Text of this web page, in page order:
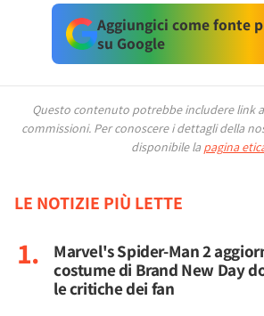
Aggiungici come fonte
su Google
Questo contenuto potrebbe includere link
commissioni. Per conoscere i dettagli della
disponibile la pagina
LE NOTIZIE PIÙ LETTE
Marvel's Spider-Man 2
costume di Brand New Day
le critiche dei fan